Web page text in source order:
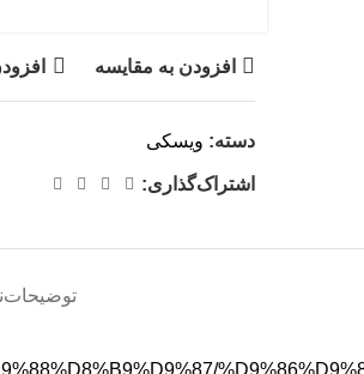
افزودن به مقایسه
دسته: ویسکی
اشتراک‌گذاری:
توضیحات